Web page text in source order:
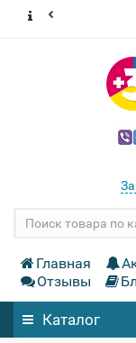
Главная
Отзывы
Каталог